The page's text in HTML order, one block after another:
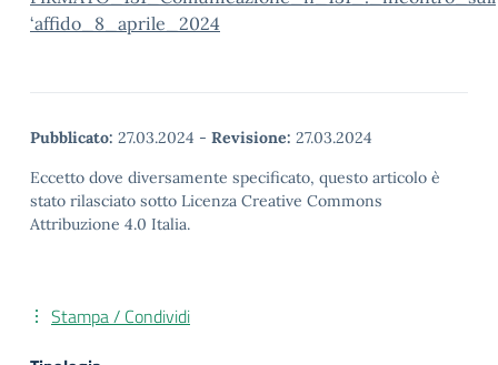
‘affido_8_aprile_2024
Pubblicato: 27.03.2024 - Revisione: 27.03.2024
Eccetto dove diversamente specificato, questo articolo è
stato rilasciato sotto Licenza Creative Commons
Attribuzione 4.0 Italia.
Stampa / Condividi